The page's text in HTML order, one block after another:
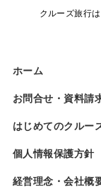
クルーズ旅行
ホーム
お問合せ・資料請
はじめてのクルー
個人情報保護方針
経営理念・会社概